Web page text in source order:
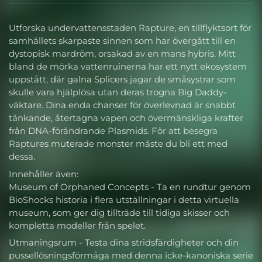
Utforska undervattensstaden Rapture, en tillflyktsort för
samhällets skarpaste sinnen som har övergått till en
dystopisk mardröm, orsakad av en mans hybris. Mitt
bland de mörka vattenruinerna har ett nytt ekosystem
uppstått, där galna Splicers jagar de småsystrar som
skulle vara hjälplösa utan deras trogna Big Daddy-
väktare. Dina enda chanser för överlevnad är snabbt
tänkande, återtagna vapen och övermänskliga krafter
från DNA-förändrande Plasmids. För att besegra
Raptures muterade monster måste du bli ett med
dessa.
Innehåller även:
Museum of Orphaned Concepts - Ta en rundtur genom
BioShocks historia i flera utställningar i detta virtuella
museum, som ger dig tillträde till tidiga skisser och
kompletta modeller från spelet.
Utmaningsrum - Testa dina stridsfärdigheter och din
pussellösningsförmåga med denna icke-kanoniska serie